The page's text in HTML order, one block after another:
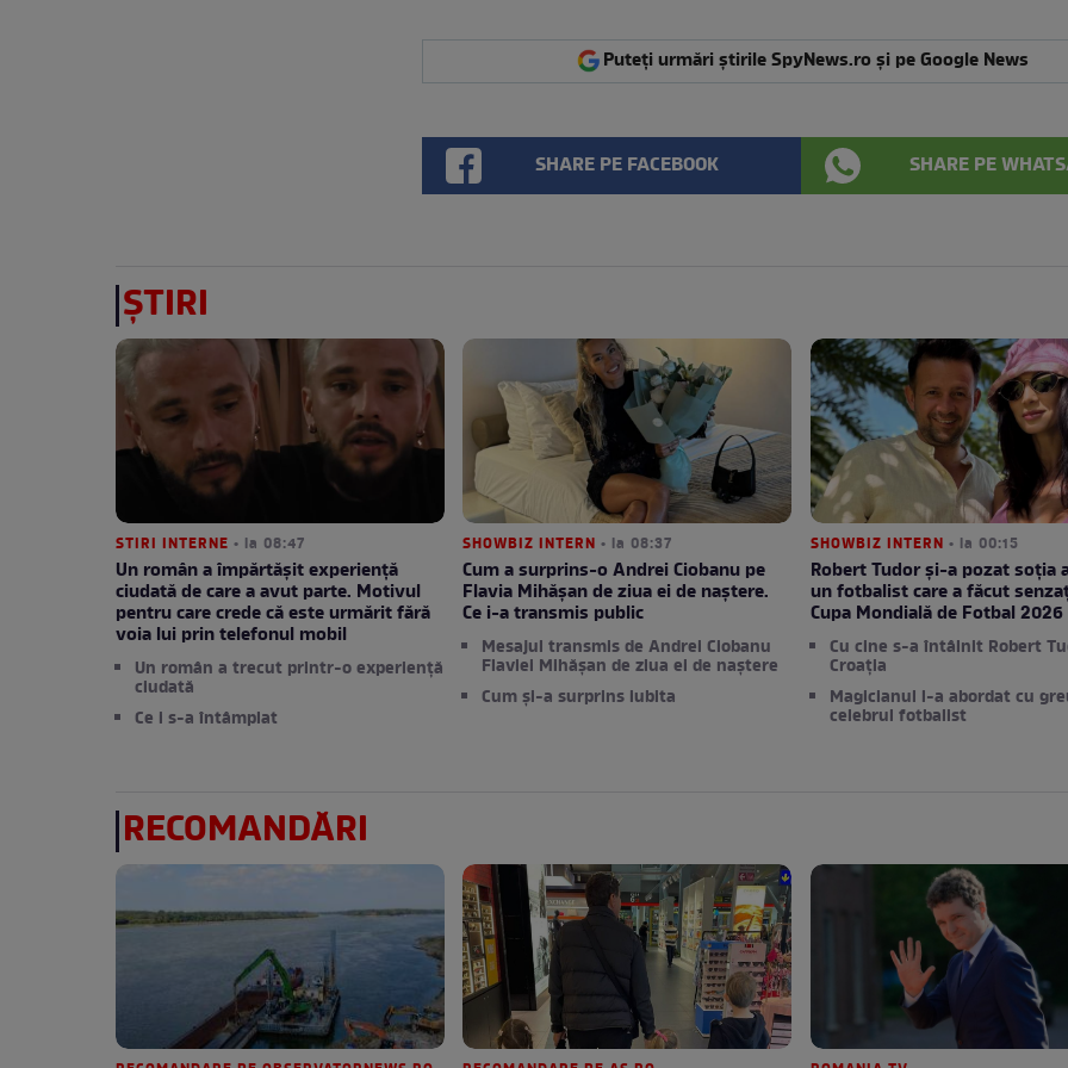
Puteți urmări știrile SpyNews.ro și pe Google News
SHARE PE FACEBOOK SHARE PE
ȘTIRI
STIRI INTERNE • la 08:47
Un român a împărtășit experiență
ciudată de care a avut parte. Motivul
pentru care crede că este urmărit fără
voia lui prin telefonul mobil
Un român a trecut printr-o experiență
ciudată
Ce i s-a întâmplat
SHOWBIZ INTERN • la 08:37
Cum a surprins-o Andrei Ciobanu pe
Flavia Mihășan de ziua ei de naștere.
Ce i-a transmis public
Mesajul transmis de Andrei Ciobanu
Flaviei Mihășan de ziua ei de naștere
Cum și-a surprins iubita
SHOWBIZ INTERN • la 00:15
Robert Tudor și-a pozat soția
un fotbalist care a făcut
Cupa Mondială de Fotbal 2026
Cu cine s-a întâlnit Robert
Croația
Magicianul l-a abordat cu
celebrul fotbalist
RECOMANDĂRI